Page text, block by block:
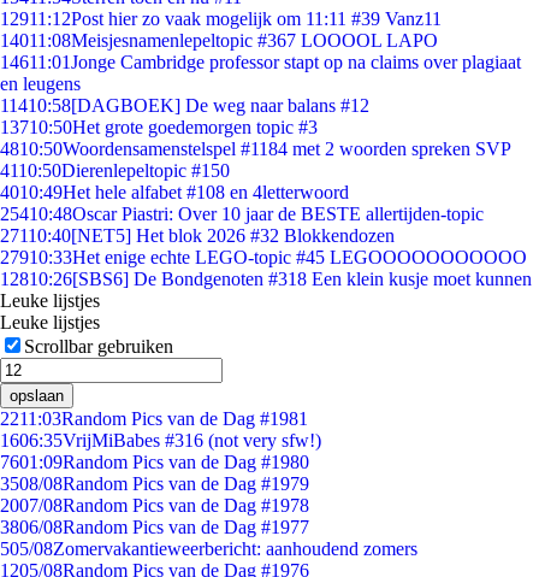
12911:12Post hier zo vaak mogelijk om 11:11 #39 Vanz11
14011:08Meisjesnamenlepeltopic #367 LOOOOL LAPO
14611:01Jonge Cambridge professor stapt op na claims over plagiaat
en leugens
11410:58[DAGBOEK] De weg naar balans #12
13710:50Het grote goedemorgen topic #3
4810:50Woordensamenstelspel #1184 met 2 woorden spreken SVP
4110:50Dierenlepeltopic #150
4010:49Het hele alfabet #108 en 4letterwoord
25410:48Oscar Piastri: Over 10 jaar de BESTE allertijden-topic
27110:40[NET5] Het blok 2026 #32 Blokkendozen
27910:33Het enige echte LEGO-topic #45 LEGOOOOOOOOOOO
12810:26[SBS6] De Bondgenoten #318 Een klein kusje moet kunnen
Leuke lijstjes
Leuke lijstjes
Scrollbar gebruiken
opslaan
2211:03Random Pics van de Dag #1981
1606:35VrijMiBabes #316 (not very sfw!)
7601:09Random Pics van de Dag #1980
3508/08Random Pics van de Dag #1979
2007/08Random Pics van de Dag #1978
3806/08Random Pics van de Dag #1977
505/08Zomervakantieweerbericht: aanhoudend zomers
1205/08Random Pics van de Dag #1976